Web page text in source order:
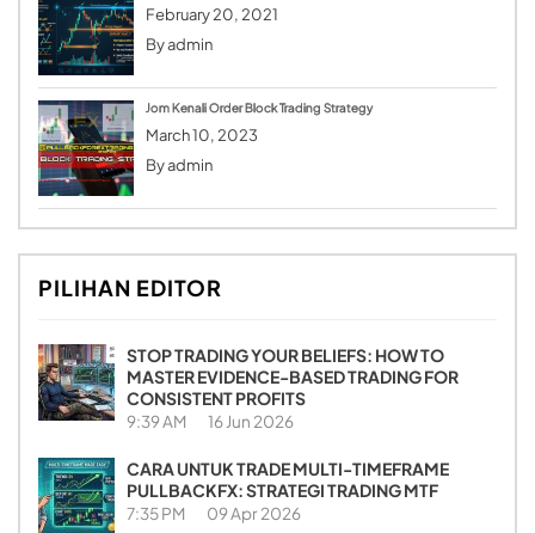
February 20, 2021
Byadmin
Jom Kenali Order Block Trading Strategy
March 10, 2023
Byadmin
PILIHAN EDITOR
STOP TRADING YOUR BELIEFS: HOW TO
MASTER EVIDENCE-BASED TRADING FOR
CONSISTENT PROFITS
9:39 AM 16 Jun 2026
CARA UNTUK TRADE MULTI-TIMEFRAME
PULLBACKFX: STRATEGI TRADING MTF
7:35 PM 09 Apr 2026